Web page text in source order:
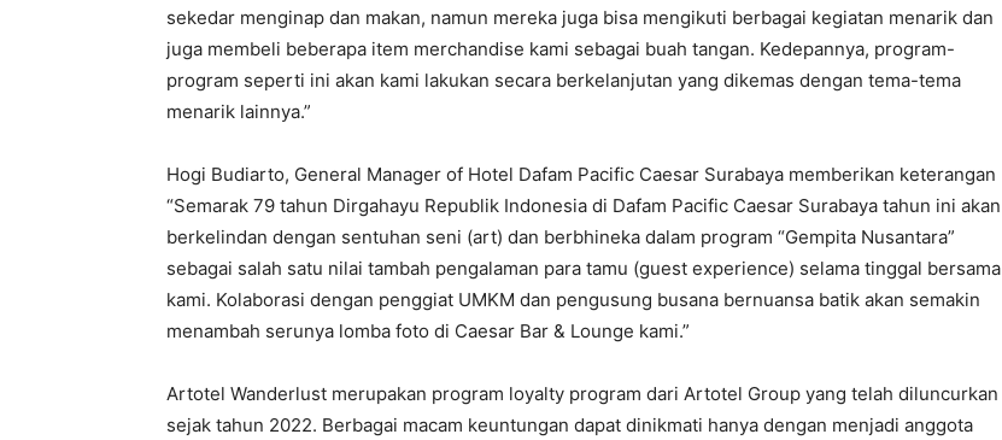
sekedar menginap dan makan, namun mereka juga bisa mengikuti berbagai kegiatan menarik dan
juga membeli beberapa item merchandise kami sebagai buah tangan. Kedepannya, program-
program seperti ini akan kami lakukan secara berkelanjutan yang dikemas dengan tema-tema
menarik lainnya.”
Hogi Budiarto, General Manager of Hotel Dafam Pacific Caesar Surabaya memberikan keterangan
“Semarak 79 tahun Dirgahayu Republik Indonesia di Dafam Pacific Caesar Surabaya tahun ini akan
berkelindan dengan sentuhan seni (art) dan berbhineka dalam program “Gempita Nusantara”
sebagai salah satu nilai tambah pengalaman para tamu (guest experience) selama tinggal bersama
kami. Kolaborasi dengan penggiat UMKM dan pengusung busana bernuansa batik akan semakin
menambah serunya lomba foto di Caesar Bar & Lounge kami.”
Artotel Wanderlust merupakan program loyalty program dari Artotel Group yang telah diluncurkan
sejak tahun 2022. Berbagai macam keuntungan dapat dinikmati hanya dengan menjadi anggota